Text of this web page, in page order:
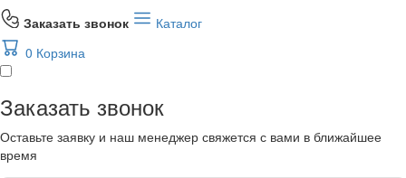
Заказать звонок
Каталог
0 Корзина
Заказать звонок
Оставьте заявку и наш менеджер свяжется с вами в ближайшее
время